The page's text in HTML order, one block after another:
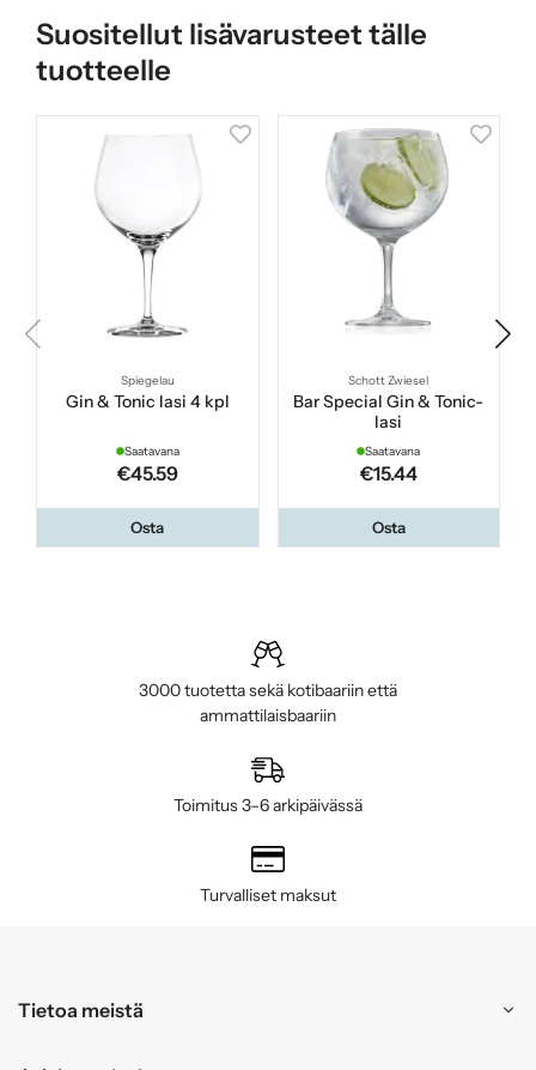
Suositellut lisävarusteet tälle
tuotteelle
Spiegelau
Gin & Tonic lasi 4 kpl
Saatavana
€45.59
Osta
Schott Zwiesel
Bar Special Gin & Tonic-
lasi
Saatavana
€15.44
Osta
3000 tuotetta sekä kotibaariin että
ammattilaisbaariin
Toimitus 3–6 arkipäivässä
Turvalliset maksut
Tietoa meistä